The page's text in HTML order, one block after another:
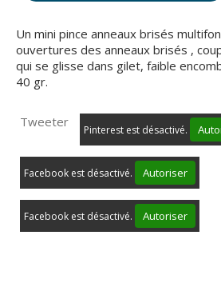
Un mini pince anneaux brisés
ouvertures des anneaux brisés ,
qui se glisse dans gilet, faible
40 gr.
Tweeter
Pinterest est désactivé.
Facebook est désactivé. Autoriser
Facebook est désactivé. Autoriser